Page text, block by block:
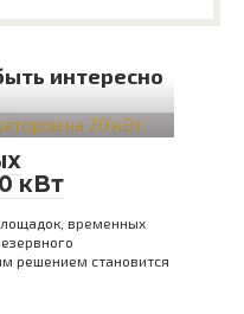
интересно
кВт
временных
решением становится